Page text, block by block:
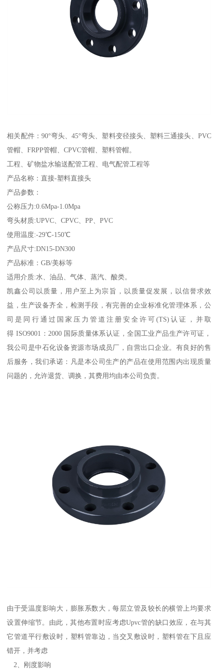
相关配件：90°弯头、45°弯头、塑料变径接头、塑料三通接头、PVC
管帽、FRPP管帽、CPVC管帽、塑料管帽。
工程、矿物盐水输送配管工程、电气配管工程等
产品名称：直接-塑料直接头
产品参数：
公称压力:0.6Mpa-1.0Mpa
弯头材质:UPVC、CPVC、PP、PVC
使用温度:-29℃-150℃
产品尺寸:DN15-DN300
产品标准：GB/美标等
适用介质:水、油品、气体、蒸汽、酸类。
凯鑫公司以质量，用户至上为宗旨，以质量促发展，以信誉求效
益，生产设备齐全，检测手段，有完善的企业标准化管理体系，公
司是同行通过国家压力管道注册安全许可(TS)认证，并取
得 ISO9001：2000 国际质量体系认证，全国工业产品生产许可证，
我公司是中石化设备资源市场成员厂，自营出口企业。有良好的售
后服务，我们承诺：凡是本公司生产的产品在使用范围内出现质量
问题的，允许退货、调换，其费用均由本公司负责。
由于受温度影响大，膨胀系数大，每层立管及较长的横管上均要求
设置伸缩节。由此，其他布置时应考虑Upvc管的缺口效应，在与其
它管道平行敷设时，塑料管靠边，当交叉敷设时，塑料管在下且应
错开，并考虑
2、刚度影响